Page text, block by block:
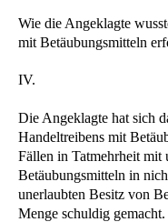
Wie die Angeklagte
mit Betäubungsmitteln
IV.
Die Angeklagte hat sich
Handeltreibens mit
Fällen in Tatmehrheit mit
Betäubungsmitteln in
unerlaubten Besitz von
Menge schuldig gemacht.